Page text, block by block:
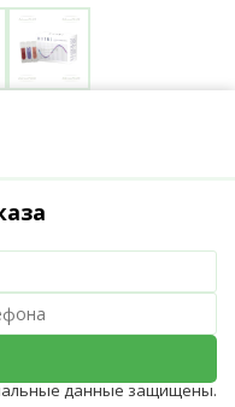
данные защищены.